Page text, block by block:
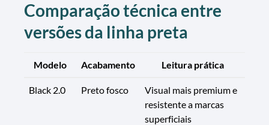
Comparação técnica entre
versões da linha preta
Modelo Acabamento Leitura prática
Black 2.0 Preto fosco
Visual mais premium e
resistente a marcas
superficiais